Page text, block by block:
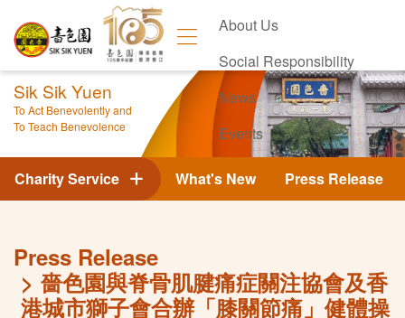
About Us
Social Responsibility
News
Events
Contact Us
Sik Sik Yuen
To Act Benevolently and
To Teach Benevolence
What's New Press Release
Charity Service
Press Release
嗇色園與脊骨肌腱痛症關注協會及香
港城市獅子會合辦「膝關節痛」健體操